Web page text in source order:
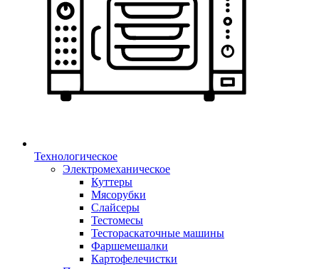
Технологическое
Электромеханическое
Куттеры
Мясорубки
Слайсеры
Тестомесы
Тестораскаточные машины
Фаршемешалки
Картофелечистки